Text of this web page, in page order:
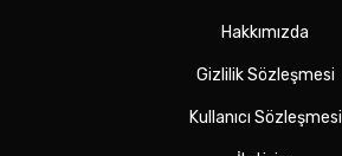
Hakkımızda
Gizlilik Sözleşmesi
Kullanıcı Sözleşmesi